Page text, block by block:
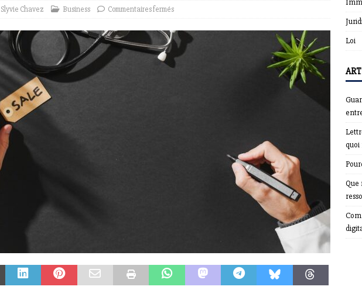
Slyvie Chavez Business Commentaires fermés
Loi
quoi
Que